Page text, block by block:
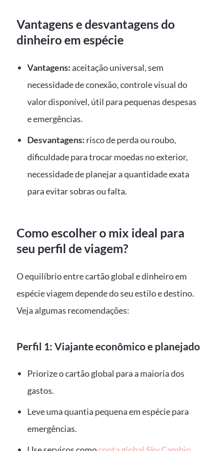
Vantagens e desvantagens do
dinheiro em espécie
Vantagens:aceitação universal, sem
necessidade de conexão, controle visual do
valor disponível, útil para pequenas despesas
e emergências.
Desvantagens: risco de perda ou roubo,
dificuldade para trocar moedas no exterior,
necessidade de planejar a quantidade exata
para evitar sobras ou falta.
Como escolher o mix ideal para
seu perfil de viagem?
O equilíbrio entre cartão global e dinheiro em
espécie viagem depende do seu estilo e destino.
Veja algumas recomendações:
Perfil 1: Viajante econômico e planejado
Priorize o cartão global para a maioria dos
gastos.
Leve uma quantia pequena em espécie para
emergências.